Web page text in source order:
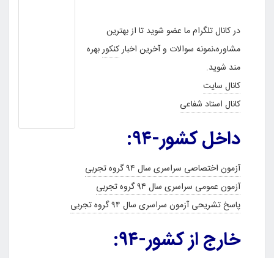
در کانال تلگرام ما عضو شوید تا از بهترین
مشاوره،نمونه سوالات و آخرین اخبارکنکوربهره
مند شوید.
کانال سایت
کانال استاد شفاعی
داخل کشور-۹۴:
آزمون اختصاصی سراسری سال ۹۴ گروه تجربی
آزمون عمومی سراسری سال ۹۴ گروه تجربی
پاسخ تشریحی آزمون سراسری سال ۹۴ گروه تجربی
خارج از کشور-۹۴: